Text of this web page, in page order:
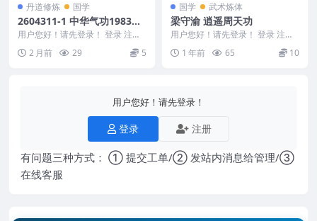
丹道修炼 国学
2604311-1 中华气功1983年
第1期.pdf
用户您好！请先登录！ 登录 注册
中华气功1983年第1期.pdf 26043
1... 2 月前 29 5
国学 武术炼体
梁守渝 逍遥周天功
用户您好！请先登录！ 登录 注册
梁守渝 逍遥周天功24 2505138 01
_... 1 年前 65 10
用户您好！请先登录！
登录 注册
有问题三种方式： ① 提交工单/② 发站内消息给管理/③
在线客服